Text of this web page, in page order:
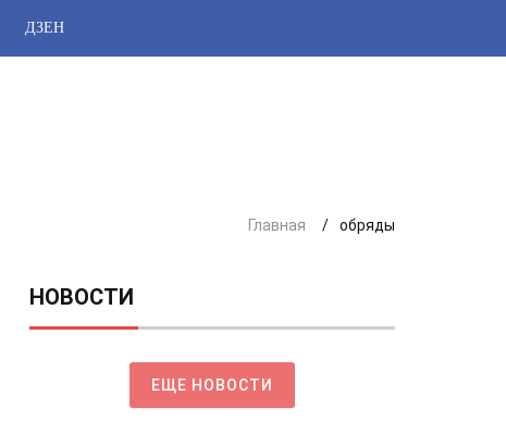
ДЗЕН
Главная обряды
НОВОСТИ
ЕЩЕ НОВОСТИ